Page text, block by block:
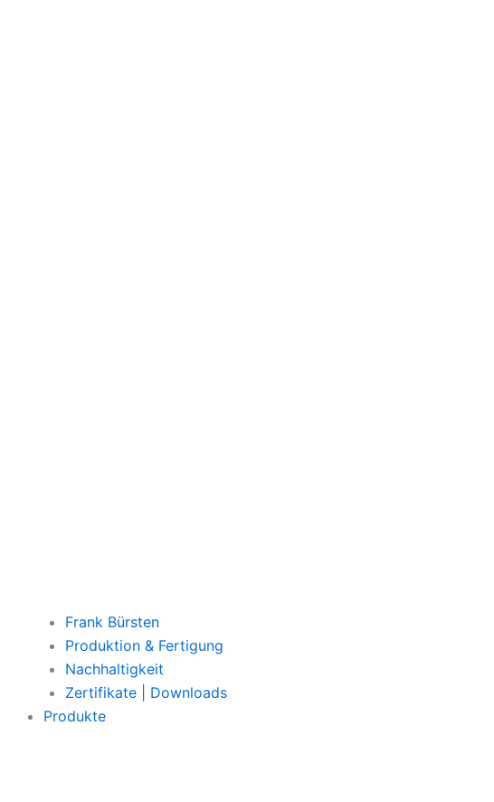
Frank Bürsten
Produktion & Fertigung
Nachhaltigkeit
Zertifikate | Downloads
Produkte